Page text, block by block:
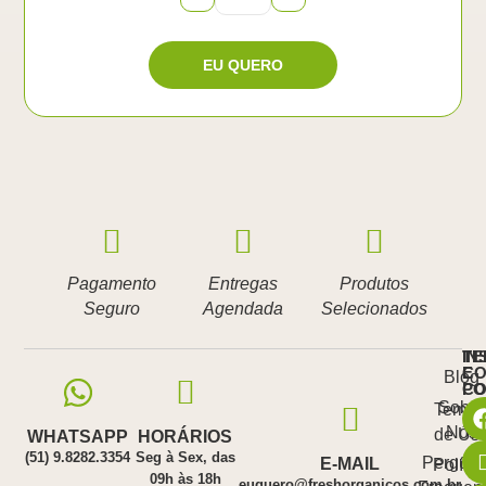
Pagamento
Seguro
Entregas
Agendada
Produtos
Selecionados
WHATSAPP
(51) 9.8282.3354 E-MAIL
HORÁRIOS
Seg à Sex, das
09h às 18h
Blog
Sobre
Nós
E
de